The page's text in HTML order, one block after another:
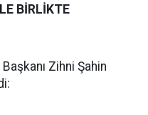
BİRLİKTE
Zihni Şahin